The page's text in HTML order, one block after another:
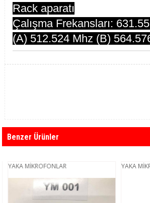
Rack aparatı
Çalışma Frekansları: 631.55
(A) 512.524 Mhz (B)
Benzer Ürünler
YAKA MİKROFONLAR YAKA